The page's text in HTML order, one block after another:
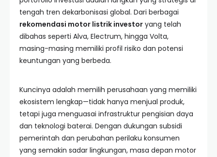
tengah tren dekarbonisasi global. Dari berbagai
rekomendasi motor listrik investor yang telah
dibahas seperti Alva, Electrum, hingga Volta,
masing-masing memiliki profil risiko dan potensi
keuntungan yang berbeda.
Kuncinya adalah memilih perusahaan yang memiliki
ekosistem lengkap—tidak hanya menjual produk,
tetapi juga menguasai infrastruktur pengisian daya
dan teknologi baterai. Dengan dukungan subsidi
pemerintah dan perubahan perilaku konsumen
yang semakin sadar lingkungan, masa depan motor